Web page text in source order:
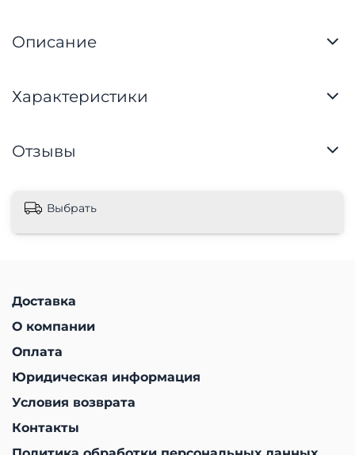
Описание
Характеристики
Отзывы
Выбрать
Доставка
О компании
Оплата
Юридическая информация
Условия возврата
Контакты